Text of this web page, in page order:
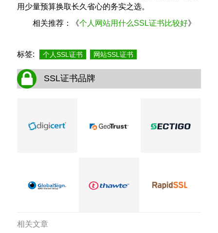
用少量预算换取长久省心的务实之选。
相关推荐：《个人网站用什么SSL证书比较好》
标签: 个人SSL证书 网站SSL证书
SSL证书品牌
相关文章